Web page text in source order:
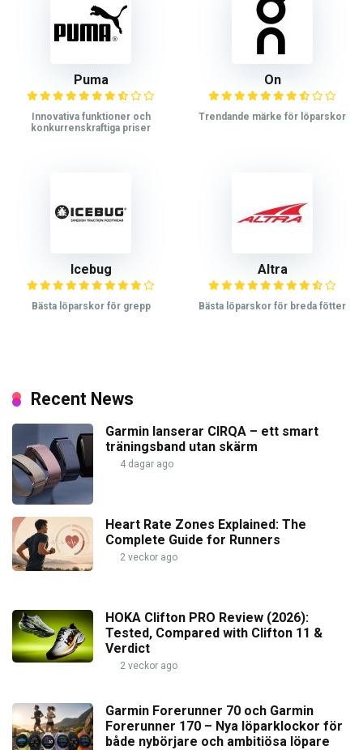
Puma
Innovativa funktioner och
konkurrenskraftiga priser
On
Trendande märke för löparskor
Icebug
Bästa löparskor för grepp
Altra
Bästa löparskor för breda fötter
Recent News
Garmin lanserar CIRQA – ett smart
träningsband utan skärm
4 dagar ago
Heart Rate Zones Explained: The
Complete Guide for Runners
2 veckor ago
HOKA Clifton PRO Review (2026):
Tested, Compared with Clifton 11 &
Verdict
2 veckor ago
Garmin Forerunner 70 och Garmin
Forerunner 170 – Nya löparklockor för
både nybörjare och ambitiösa löpare